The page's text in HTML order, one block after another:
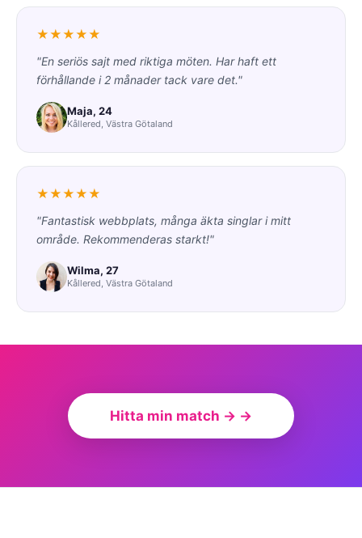
★★★★★
"En seriös sajt med riktiga möten. Har haft ett
förhållande i 2 månader tack vare det."
Maja, 24
Kållered, Västra Götaland
★★★★★
"Fantastisk webbplats, många äkta singlar i mitt
område. Rekommenderas starkt!"
Wilma, 27
Kållered, Västra Götaland
Hitta min match → →